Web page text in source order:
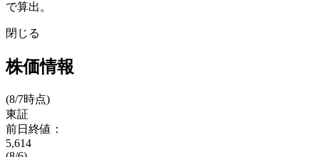
で算出。
閉じる
株価情報
(8/7時点)
東証
前日終値：
5,614